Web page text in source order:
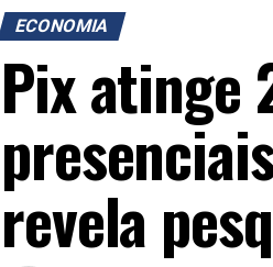
ECONOMIA
Pix atinge
revela